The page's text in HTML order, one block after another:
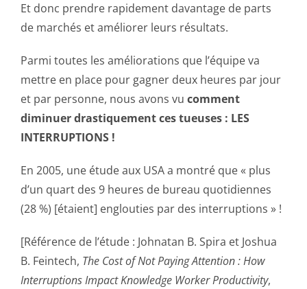
Et donc prendre rapidement davantage de parts
de marchés et améliorer leurs résultats.
Parmi toutes les améliorations que l’équipe va
mettre en place pour gagner deux heures par jour
et par personne, nous avons vu comment
diminuer drastiquement ces tueuses : LES
INTERRUPTIONS !
En 2005, une étude aux USA a montré que « plus
d’un quart des 9 heures de bureau quotidiennes
(28 %) [étaient] englouties par des interruptions » !
[Référence de l’étude : Johnatan B. Spira et Joshua
B. Feintech, The Cost of Not Paying Attention : How
Interruptions Impact Knowledge Worker Productivity,